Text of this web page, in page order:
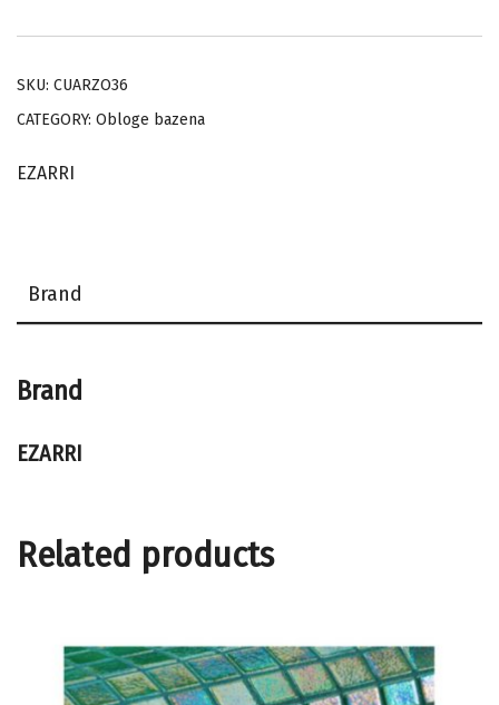
SKU: CUARZO36
CATEGORY: Obloge bazena
EZARRI
Brand
Brand
EZARRI
Related products